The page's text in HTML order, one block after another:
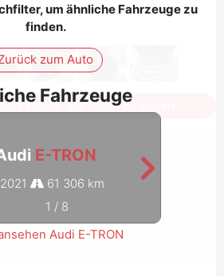
um ähnliche Fahrzeuge zu
finden.
zum Auto
Fahrzeuge
E-TRON
2021
61 306 km
1 / 8
Audi E-TRON
an, um alle Fotos zu sehen